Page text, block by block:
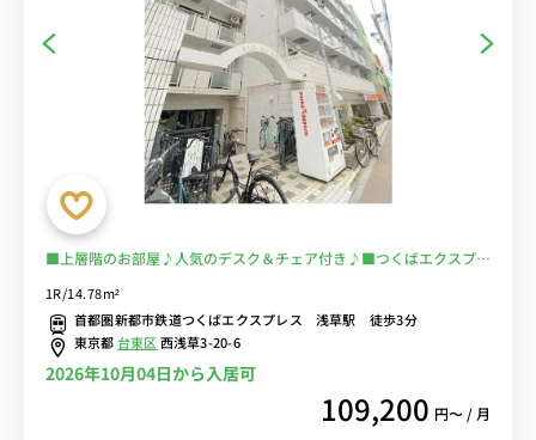
■上層階のお部屋♪人気のデスク＆チェア付き♪■つくばエクスプレ
ンタル中！
1R/14.78m²
首都圏新都市鉄道つくばエクスプレス 浅草駅 徒歩3分
東京都台東区西浅草3-20-6
2026年10月04日から入居可
109,200 円〜 / 月